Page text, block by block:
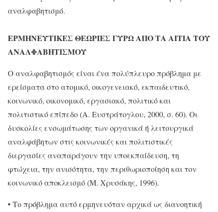
αναλφαβητισμό.
ΕΡΜΗΝΕΥΤΙΚΕΣ ΘΕΩΡΙΕΣ ΓΥΡΩ ΑΠΟ ΤΑ ΑΙΤΙΑ ΤΟΥ
ΑΝΑΛΦΑΒΗΤΙΣΜΟΥ
Ο αναλφαβητισμός είναι ένα πολύπλευρο πρόβλημα με
ερείσματα στο ατομικό, οικογενειακό, εκπαιδευτικό,
κοινωνικό, οικονομικό, εργασιακό, πολιτικό και
πολιτιστικό επίπεδο (Α. Ευστράτογλου, 2000, σ. 60). Οι
δυσκολίες ενσωμάτωσης των οργανικά ή λειτουργικά
αναλφάβητων στις κοινωνικές και πολιτιστικές
διεργασίες αναπαράγουν την υποεκπαίδευση, τη
φτώχεια, την ανισότητα, την περιθωριοποίηση και τον
κοινωνικό αποκλεισμό (Μ. Χρυσάκης, 1996).
• Το πρόβλημα αυτό ερμηνευόταν αρχικά ως διανοητική